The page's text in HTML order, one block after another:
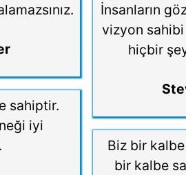
sahiptir.
iyi
İnsanların
vizyon sahibi
hiçbir
Biz bir
bir kalbe